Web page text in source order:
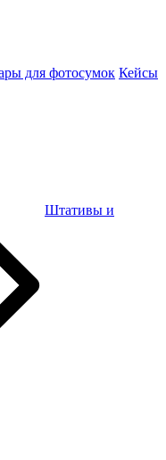
для фотосумок Кейсы
Штативы и